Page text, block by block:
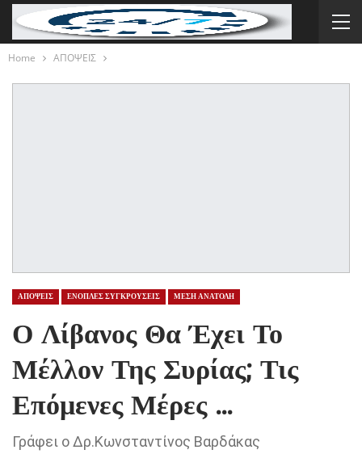
Home ΑΠΟΨΕΙΣ
ΑΠΟΨΕΙΣ ΕΝΟΠΛΕΣ ΣΥΓΚΡΟΥΣΕΙΣ ΜΕΣΗ ΑΝΑΤΟΛΗ
Ο Λίβανος Θα Έχει Το
Μέλλον Της Συρίας; Τις
Επόμενες Μέρες …
Γράφει ο Δρ.Κωνσταντίνος Βαρδάκας